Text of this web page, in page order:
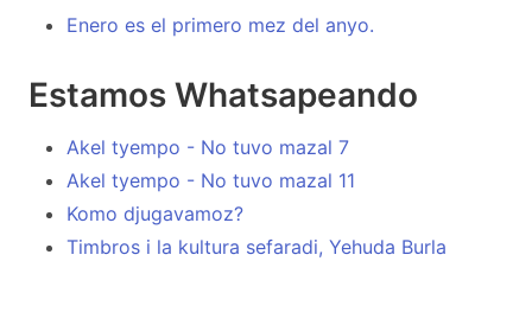
Enero es el primero mez del anyo.
Estamos Whatsapeando
Akel tyempo - No tuvo mazal 7
Akel tyempo - No tuvo mazal 11
Komo djugavamoz?
Timbros i la kultura sefaradi, Yehuda Burla